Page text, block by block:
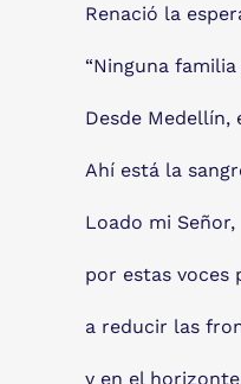
Renació la
“Ninguna
Desde Medellín,
Ahí está la
Loado mi Señor,
por estas voces
a reducir las
y en el